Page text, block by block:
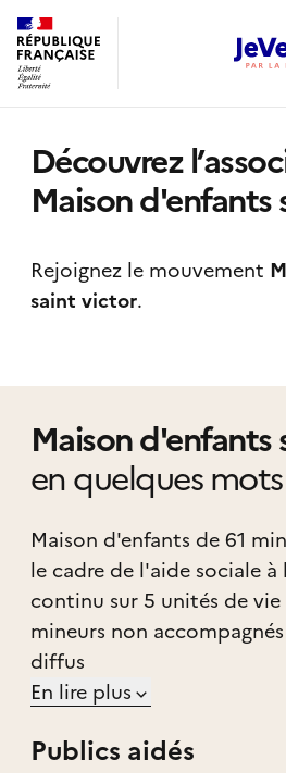
Découvrez
Maison
Rejoignez le mouvement
saint victor.
Maison
en quelques mots
Maison d'enfants de 61
le cadre de l'aide sociale à
continu sur 5 unités de vie
mineurs non
diffus
En lire plus
Publics aidés